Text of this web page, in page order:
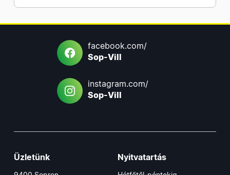
facebook.com/
Sop-Vill
instagram.com/
Sop-Vill
Üzletünk Nyitvatartás